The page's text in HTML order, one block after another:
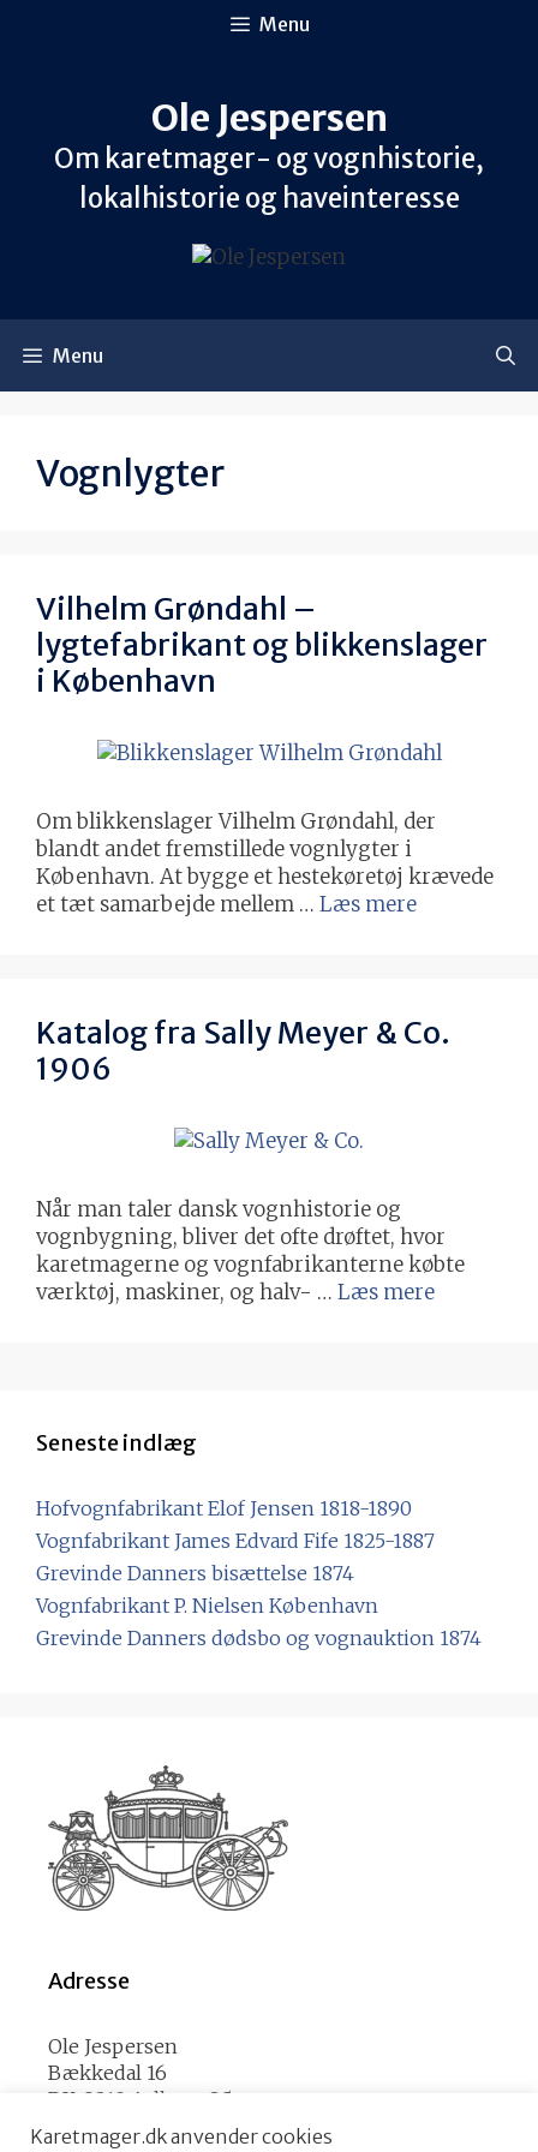
Menu
Ole Jespersen
Om karetmager- og vognhistorie,
lokalhistorie og haveinteresse
Menu
Vognlygter
Vilhelm Grøndahl –
lygtefabrikant og blikkenslager
i København
Om blikkenslager Vilhelm Grøndahl, der
blandt andet fremstillede vognlygter i
København. At bygge et hestekøretøj krævede
et tæt samarbejde mellem … Læs mere
Katalog fra Sally Meyer & Co.
1906
Når man taler dansk vognhistorie og
vognbygning, bliver det ofte drøftet, hvor
karetmagerne og vognfabrikanterne købte
værktøj, maskiner, og halv- … Læs mere
Seneste indlæg
Hofvognfabrikant Elof Jensen 1818-1890
Vognfabrikant James Edvard Fife 1825-1887
Grevinde Danners bisættelse 1874
Vognfabrikant P. Nielsen København
Grevinde Danners dødsbo og vognauktion 1874
Adresse
Ole Jespersen
Bækkedal 16
DK-9210 Aalborg SØ
Karetmager.dk anvender cookies